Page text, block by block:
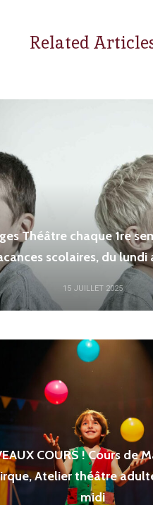
Related
Théâtre chaque 1re
scolaires, du lundi
15 JUILLET 2025
COURS ! Cours de
Atelier théâtre
midi